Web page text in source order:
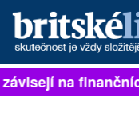
PŘIHLÁSIT
na